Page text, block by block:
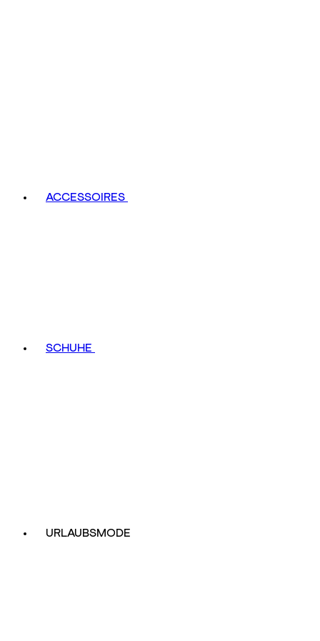
ACCESSOIRES
SCHUHE
URLAUBSMODE